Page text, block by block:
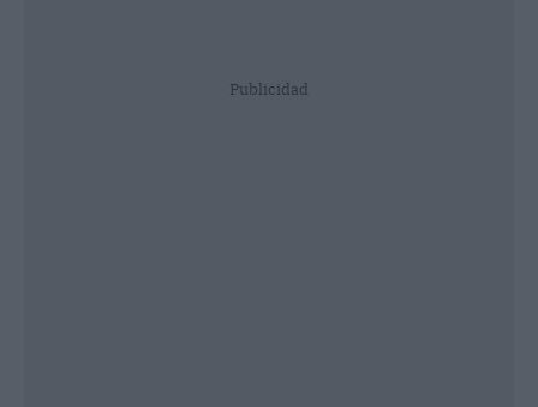
Publicidad